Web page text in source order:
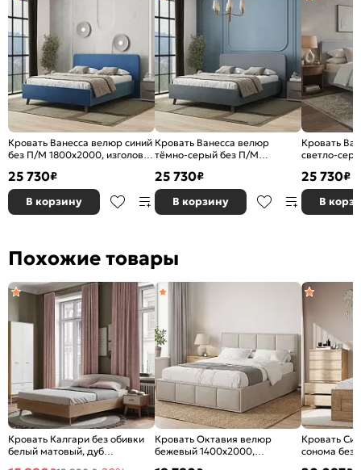
Кровать Ванесса велюр синий
без П/М 1800x2000, изголовье
25 730₽
В корзину
Кровать Ванесса велюр
тёмно-серый без П/М
25 730₽
В корзину
Кровать
светло-
25 730₽
В
Похожие товары
Кровать Калгари без обивки
белый матовый, дуб
Кровать Октавия велюр
бежевый 1400x2000,
Кровать
сонома